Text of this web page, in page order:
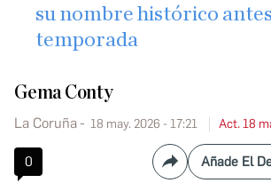
su nombre histórico
temporada
Gema Conty
La Coruña 18 may. 2026 - 17:21 Act. 18
0 Compartir
Añade El